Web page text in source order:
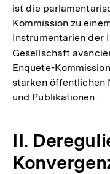
ist die
Kommission zu
Instrumentarien der
Gesellschaft
Enquete-
starken öffentlichen
und Publikationen.
II.